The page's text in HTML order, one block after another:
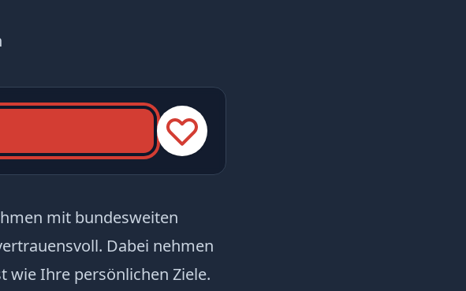
mit bundesweiten
Dabei nehmen
Ihre persönlichen Ziele.